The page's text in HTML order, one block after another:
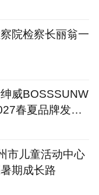
院检察长丽翁一
威BOSSSUNW
春夏品牌发布
市儿童活动中心
期成长路